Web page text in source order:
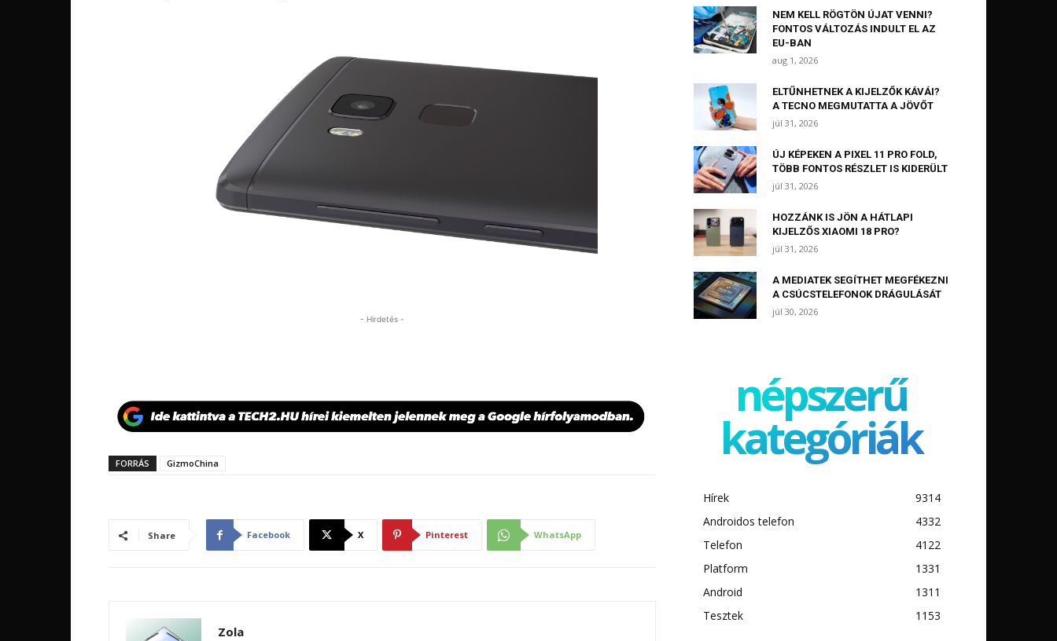
- Hirdetés -
FORRÁS GizmoChina
Share Facebook X Pinterest WhatsApp
Zola
NEM KELL RÖGTÖN ÚJAT VENNI?
FONTOS VÁLTOZÁS INDULT EL AZ
EU-BAN
aug 1, 2026
ELTŰNHETNEK A KIJELZŐK KÁVÁI?
A TECNO MEGMUTATTA A JÖVŐT
júl 31, 2026
ÚJ KÉPEKEN A PIXEL 11 PRO FOLD,
TÖBB FONTOS RÉSZLET IS KIDERÜLT
júl 31, 2026
HOZZÁNK IS JÖN A HÁTLAPI
KIJELZŐS XIAOMI 18 PRO?
júl 31, 2026
A MEDIATEK SEGÍTHET MEGFÉKEZNI
A CSÚCSTELEFONOK DRÁGULÁSÁT
júl 30, 2026
népszerű
kategóriák
Hírek
9314
Androidos telefon
4332
Telefon
4122
Platform
1331
Android
1311
Tesztek
1153